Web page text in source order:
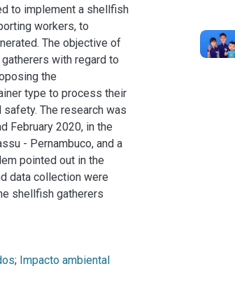
to implement a shellfish
workers, to
The objective of
with regard to
the
type to process their
The research was
February 2020, in the
- Pernambuco, and a
pointed out in the
data collection were
shellfish gatherers
; Impacto ambiental